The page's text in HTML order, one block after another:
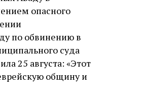
опасного
по обвинению в
суда
25 августа: «Этот
общину и